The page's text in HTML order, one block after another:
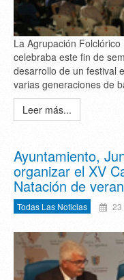
La Agrupación
celebraba este fin de
desarrollo de un festival
varias generaciones de
Leer más...
Ayuntamiento,
organizar el XV
Natación de
Todas Las Noticias 23